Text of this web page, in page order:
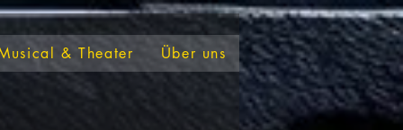
& Theater Über uns